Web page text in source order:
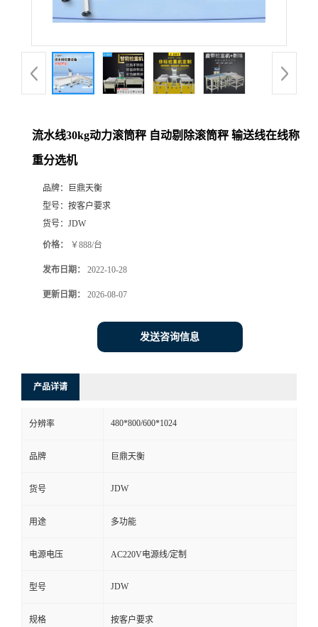
流水线30kg动力滚筒秤 自动剔除滚筒秤 输送线在线称
重分选机
品牌：
巨鼎天衡
型号： 按客户要求
货号： JDW
价格： ￥888/台
发布日期： 2022-10-28
更新日期： 2026-08-07
发送咨询信息
产品详请
分辨率 480*800/600*1024
品牌 巨鼎天衡
货号 JDW
用途 多功能
电源电压 AC220V电源线/定制
型号 JDW
规格 按客户要求